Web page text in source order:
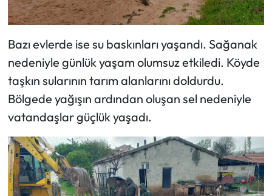
Bazı evlerde ise su baskınları yaşandı. Sağanak
nedeniyle günlük yaşam olumsuz etkiledi. Köyde
taşkın sularının tarım alanlarını doldurdu.
Bölgede yağışın ardından oluşan sel nedeniyle
vatandaşlar güçlük yaşadı.
Siyaset
Spor
Sungurlu Haberleri
Turizm
Uğurludağ Haberleri
Yaşam